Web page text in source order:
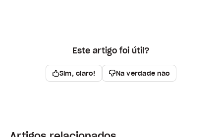
Este artigo foi útil?
Sim, claro! Na verdade não